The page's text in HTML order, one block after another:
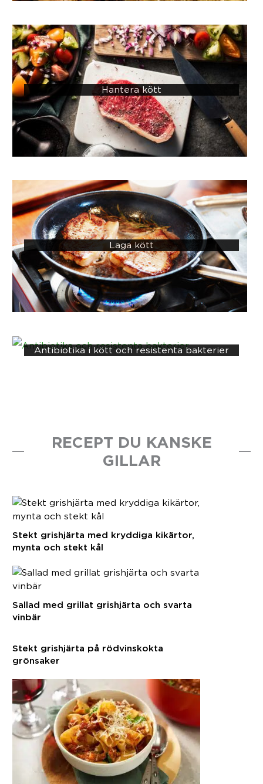
Hantera kött
Laga kött
Antibiotika i kött och resistenta bakterier
RECEPT DU KANSKE
GILLAR
Stekt grishjärta med kryddiga kikärtor,
mynta och stekt kål
Sallad med grillat grishjärta och svarta
vinbär
Stekt grishjärta på rödvinskokta
grönsaker